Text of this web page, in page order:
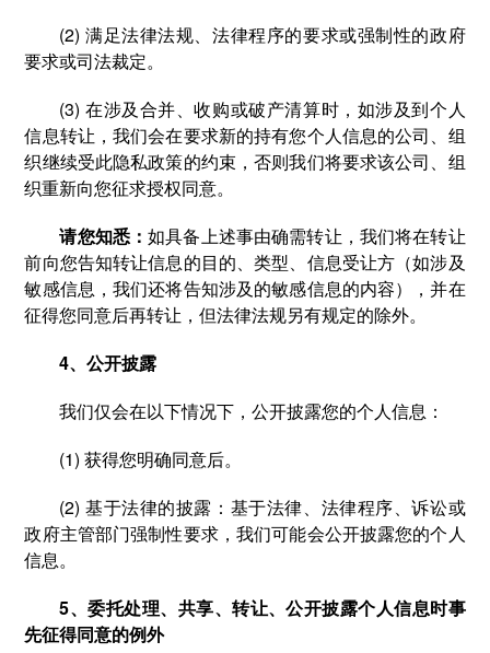
(2) 满足法律法规、法律程序的要求或强制性的政府
要求或司法裁定。
(3) 在涉及合并、收购或破产清算时，如涉及到个人
信息转让，我们会在要求新的持有您个人信息的公司、组
织继续受此隐私政策的约束，否则我们将要求该公司、组
织重新向您征求授权同意。
请您知悉：如具备上述事由确需转让，我们将在转让
前向您告知转让信息的目的、类型、信息受让方（如涉及
敏感信息，我们还将告知涉及的敏感信息的内容），并在
征得您同意后再转让，但法律法规另有规定的除外。
4、公开披露
我们仅会在以下情况下，公开披露您的个人信息：
(1) 获得您明确同意后。
(2) 基于法律的披露：基于法律、法律程序、诉讼或
政府主管部门强制性要求，我们可能会公开披露您的个人
信息。
5、委托处理、共享、转让、公开披露个人信息时事
先征得同意的例外